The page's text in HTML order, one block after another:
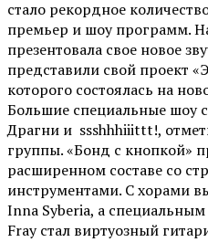
стало рекордное
премьер и шоу программ.
презентовала свое новое
представили свой проект
которого состоялась на
Большие специальные шоу
Драгни и ssshhhiiittt!,
группы. «Бонд с кнопкой»
расширенном составе со
инструментами. С хорами
Inna Syberia, а
Fray стал виртуозный